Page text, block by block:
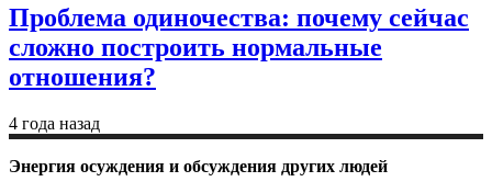
Проблема одиночества: почему сейчас
сложно построить нормальные
отношения?
4 года назад
Энергия осуждения и обсуждения других людей